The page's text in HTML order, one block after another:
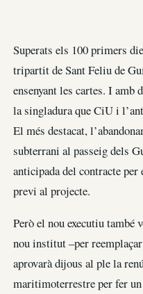
Superats els 100 primers
tripartit de Sant Feliu de
ensenyant les cartes. I amb
la singladura que CiU i
El més destacat,
subterrani al passeig dels
anticipada del contracte
previ al projecte.
Però el nou executiu també
nou institut –per
aprovarà dijous al ple la
maritimoterrestre per fer